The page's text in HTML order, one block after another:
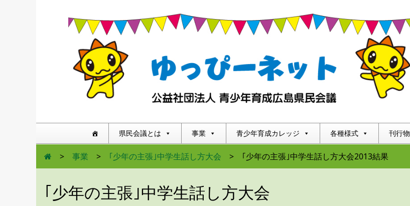
県民会議とは 事業 青少年育成カレッジ 各種様式 刊行物
> 事業 > ｢少年の主張｣中学生話し方大会 > ｢少年の主張｣中学生話し方大会2013結果
｢少年の主張｣中学生話し方大会